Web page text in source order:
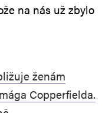
na nás už zbylo
ženám
Copperfielda.